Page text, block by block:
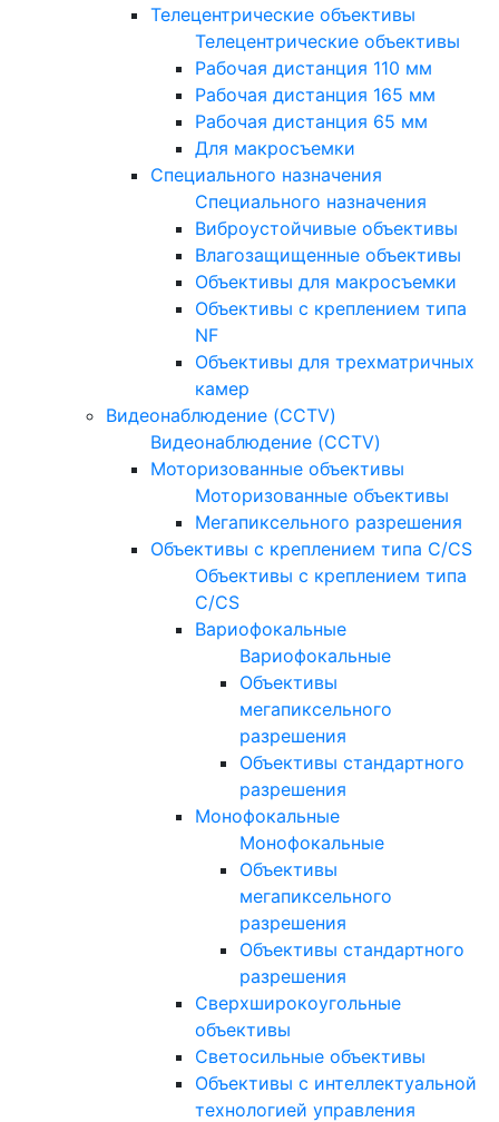
Телецентрические объективы
Телецентрические объективы
Рабочая дистанция 110 мм
Рабочая дистанция 165 мм
Рабочая дистанция 65 мм
Для макросъемки
Специального назначения
Специального назначения
Виброустойчивые объективы
Влагозащищенные объективы
Объективы для макросъемки
Объективы с креплением типа
NF
Объективы для трехматричных
камер
Видеонаблюдение (CCTV)
Видеонаблюдение (CCTV)
Моторизованные объективы
Моторизованные объективы
Мегапиксельного разрешения
Объективы с креплением типа C/CS
Объективы с креплением типа
C/CS
Вариофокальные
Вариофокальные
Объективы
мегапиксельного
разрешения
Объективы стандартного
разрешения
Монофокальные
Монофокальные
Объективы
мегапиксельного
разрешения
Объективы стандартного
разрешения
Сверхширокоугольные
объективы
Светосильные объективы
Объективы с интеллектуальной
технологией управления